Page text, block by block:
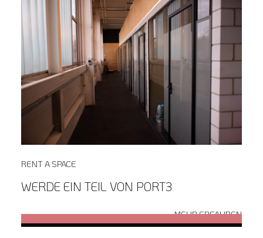
RENT A SPACE
WERDE EIN TEIL VON PORT3
MEHR ERFAHREN